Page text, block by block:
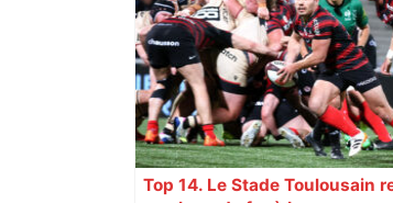
Top 14. Le Stade Toulousain